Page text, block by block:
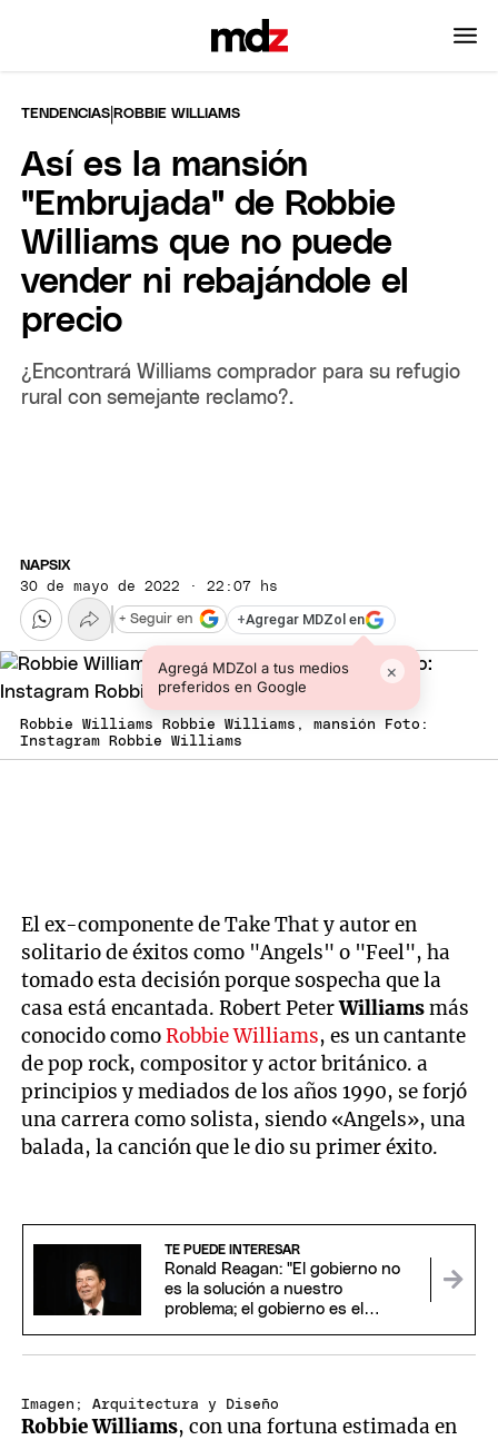
TENDENCIAS |ROBBIE WILLIAMS
Así es la mansión
"Embrujada" de Robbie
Williams que no puede
vender ni rebajándole el
precio
¿Encontrará Williams comprador para su refugio
rural con semejante reclamo?.
NAPSIX
30 de mayo de 2022 · 22:07 hs
+Agregar MDZol en
Agregá MDZol a tus medios
preferidos en Google
×
+ Seguir en
Robbie Williams Robbie Williams, mansión Foto:
Instagram Robbie Williams
El ex-componente de Take That y autor en
solitario de éxitos como "Angels" o "Feel", ha
tomado esta decisión porque sospecha que la
casa está encantada. Robert PeterWilliamsmás
conocido comoRobbie Williams, es un cantante
de pop rock, compositor y actor británico. a
principios y mediados de los años 1990, se forjó
una carrera como solista, siendo «Angels», una
balada, la canción que le dio su primer éxito.
TE PUEDE INTERESAR
Ronald Reagan: "El gobierno no
es la solución a nuestro
problema; el gobierno es el
Imagen; Arquitectura y Diseño
Robbie Williams, con una fortuna estimada en